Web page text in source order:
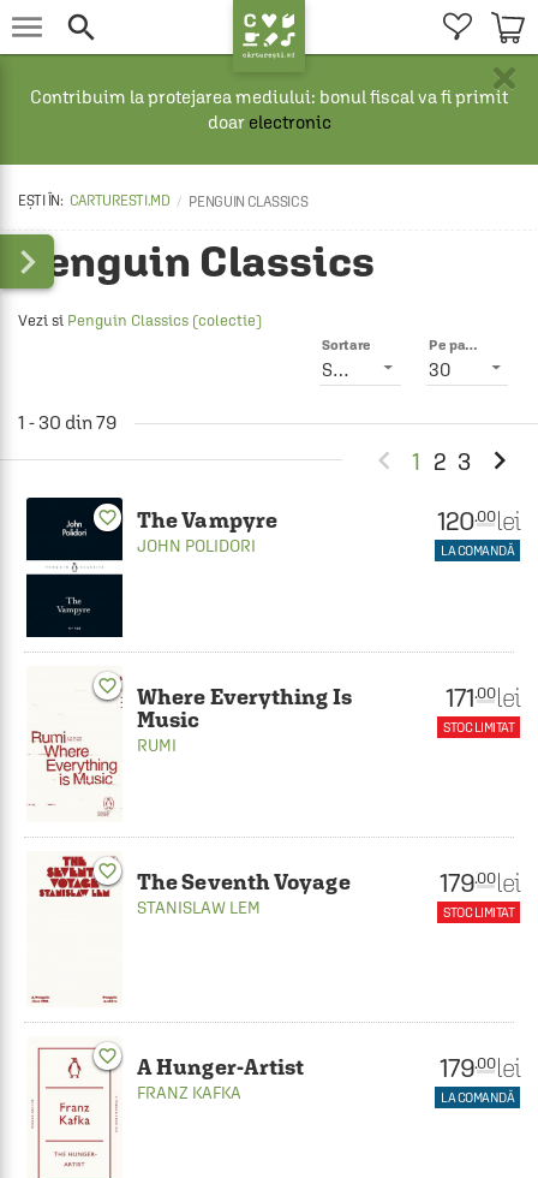
 
×
Contribuim la protejarea mediului: bonul fiscal va fi primit
doar electronic
CARTURESTI.MD PENGUIN CLASSICS
Penguin Classics

Vezi si Penguin Classics (colectie)
Pe pagină
30
Sortare
Smart
1 - 30 din 79
 1 2 3 
favorite_border The Vampyre
JOHN POLIDORI
120.00 lei
LA COMANDĂ
favorite_border
Where Everything Is
Music
RUMI
171.00 lei
STOC LIMITAT
favorite_border The Seventh Voyage
STANISLAW LEM
179.00 lei
STOC LIMITAT
favorite_border A Hunger-Artist
FRANZ KAFKA
179.00 lei
LA COMANDĂ